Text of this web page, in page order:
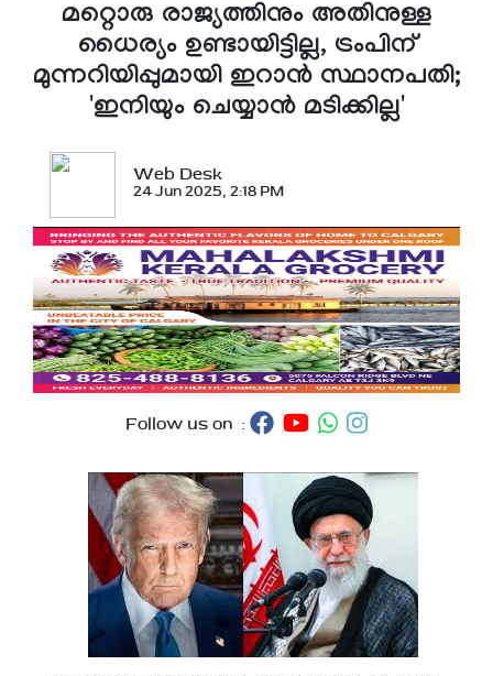
മറ്റൊരു രാജ്യത്തിനും അതിനുള്ള
ധൈര്യം ഉണ്ടായിട്ടില്ല, ട്രംപിന്
മുന്നറിയിപ്പുമായി ഇറാൻ സ്ഥാനപതി;
'ഇനിയും ചെയ്യാൻ മടിക്കില്ല'
Web Desk
24 Jun 2025, 2:18 PM
Follow us on :